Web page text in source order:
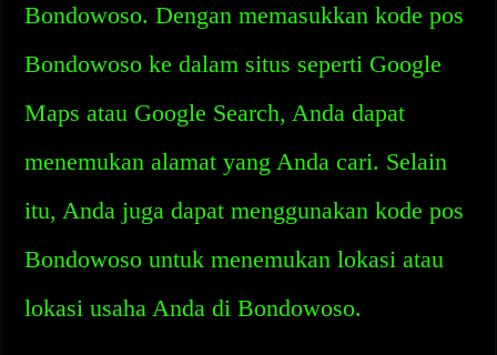
Bondowoso. Dengan memasukkan kode pos
Bondowoso ke dalam situs seperti Google
Maps atau Google Search, Anda dapat
menemukan alamat yang Anda cari. Selain
itu, Anda juga dapat menggunakan kode pos
Bondowoso untuk menemukan lokasi atau
lokasi usaha Anda di Bondowoso.